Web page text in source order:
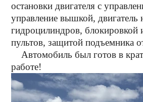
остановки двигателя с
управление вышкой,
гидроцилиндров,
пультов, защитой подъемника
Автомобиль был готов в
работе!